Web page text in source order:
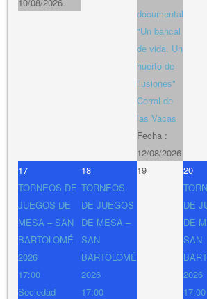
documental
"Un bancal
de vida. Un
huerto de
ilusiones"
Corral de
las Vacas
Fecha :
12/08/2026
17
TORNEOS DE
JUEGOS DE
MESA – SAN
BARTOLOMÉ
2026
17:00
Sociedad
18
TORNEOS
DE JUEGOS
DE MESA –
SAN
BARTOLOMÉ
2026
17:00
19
20
DE
DE
SAN
2026
17:00